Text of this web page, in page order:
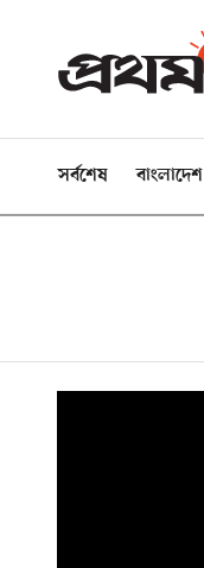
সর্বশেষ বাংলাদেশ